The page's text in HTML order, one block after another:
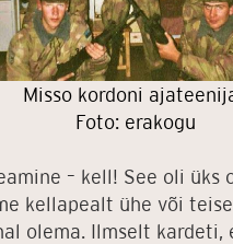
Misso kordoni
Foto: erakogu
– kell! See oli üks
kellapealt ühe või
olema. Ilmselt kardeti,